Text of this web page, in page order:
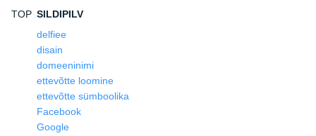
TOP SILDIPILV
delfiee
disain
domeeninimi
ettevõtte loomine
ettevõtte sümboolika
Facebook
Google